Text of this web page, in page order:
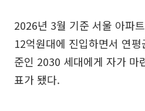
2026년 3월 기준 서울 아파
12억원대에 진입하면서 연
준인 2030 세대에게 자가 마
표가 됐다.